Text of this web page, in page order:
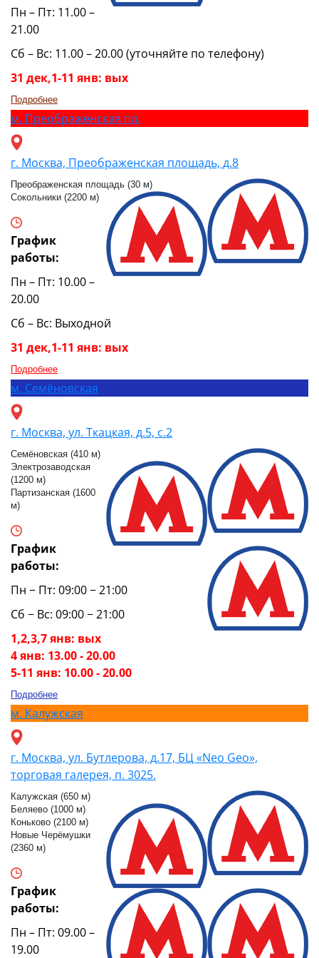
Пн – Пт: 11.00 –
21.00
Сб – Вс: 11.00 – 20.00 (уточняйте по телефону)
31 дек,1-11 янв: вых
Подробнее
м. Преображенская пл.
г. Москва, Преображенская площадь, д.8
Преображенская площадь (30 м)
Сокольники (2200 м)
График
работы:
Пн – Пт: 10.00 –
20.00
Сб – Вс: Выходной
31 дек,1-11 янв: вых
Подробнее
м. Семёновская
г. Москва, ул. Ткацкая, д.5, с.2
Семёновская (410 м)
Электрозаводская
(1200 м)
Партизанская (1600
м)
График
работы:
Пн − Пт: 09:00 − 21:00
Сб − Вс: 09:00 − 21:00
1,2,3,7 янв: вых
4 янв: 13.00 - 20.00
5-11 янв: 10.00 - 20.00
Подробнее
м. Калужская
г. Москва, ул. Бутлерова, д.17, БЦ «Neo Geo»,
торговая галерея, п. 3025.
Калужская (650 м)
Беляево (1000 м)
Коньково (2100 м)
Новые Черёмушки
(2360 м)
График
работы:
Пн – Пт: 09.00 –
19.00